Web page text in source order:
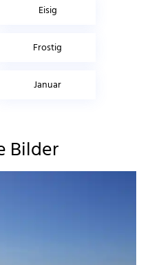
Eisig
Frostig
Januar
Bilder